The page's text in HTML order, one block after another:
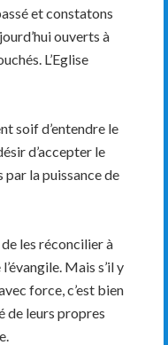
et constatons
ouverts à
L’Eglise
soif d’entendre le
d’accepter le
par la puissance de
les réconcilier à
Mais s’il y
force, c’est bien
de leurs propres